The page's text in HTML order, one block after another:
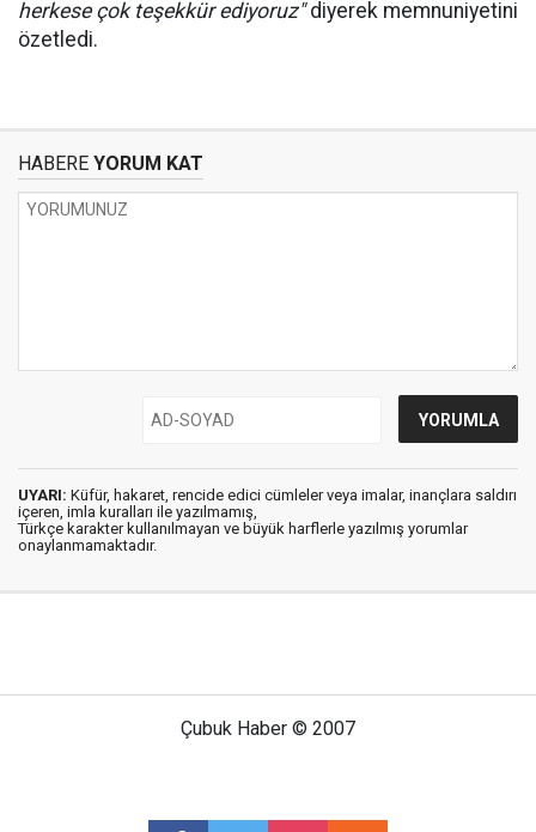
herkese çok teşekkür ediyoruz"diyerek memnuniyetini
özetledi.
HABERE YORUM KAT
UYARI: Küfür, hakaret, rencide edici cümleler veya imalar, inançlara saldırı
içeren, imla kuralları ile yazılmamış,
Türkçe karakter kullanılmayan ve büyük harflerle yazılmış yorumlar
onaylanmamaktadır.
Çubuk Haber © 2007